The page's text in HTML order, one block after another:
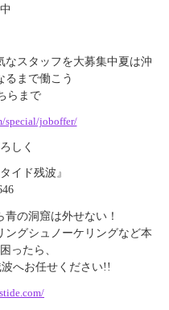
なスタッフを大募集中 夏は沖
るまで働こう
らまで
special/joboffer/
しく
イド残波』
の洞窟は外せない！
グシュノーケリングなど本
ったら、
へお任せください!!